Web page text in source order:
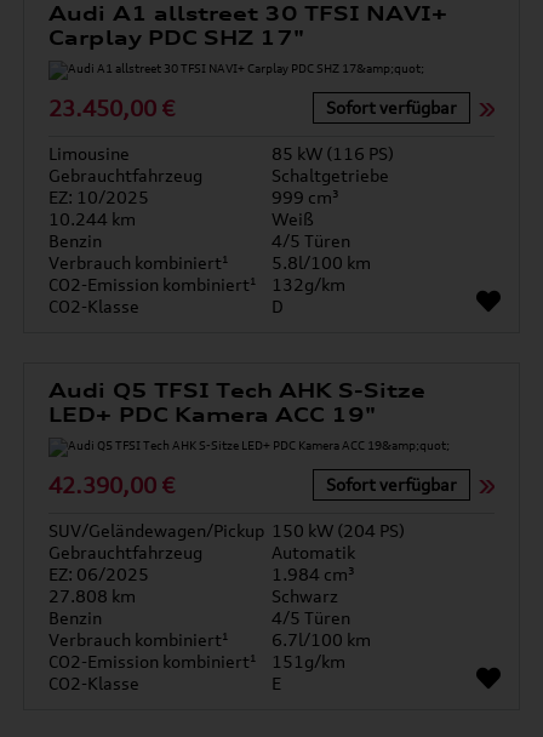
Audi A1 allstreet 30 TFSI NAVI+
Carplay PDC SHZ 17"
23.450,00 € Sofort verfügbar
Limousine
85 kW (116 PS)
Gebrauchtfahrzeug
Schaltgetriebe
EZ: 10/2025
999 cm³
10.244 km
Weiß
Benzin
4/5 Türen
Verbrauch kombiniert¹
5.8l/100 km
CO2-Emission kombiniert¹
132g/km
CO2-Klasse
D
Audi Q5 TFSI Tech AHK S-Sitze
LED+ PDC Kamera ACC 19"
42.390,00 € Sofort verfügbar
SUV/Geländewagen/Pickup 150 kW (204 PS)
Gebrauchtfahrzeug
Automatik
EZ: 06/2025
1.984 cm³
27.808 km
Schwarz
Benzin
4/5 Türen
Verbrauch kombiniert¹
6.7l/100 km
CO2-Emission kombiniert¹
151g/km
CO2-Klasse
E